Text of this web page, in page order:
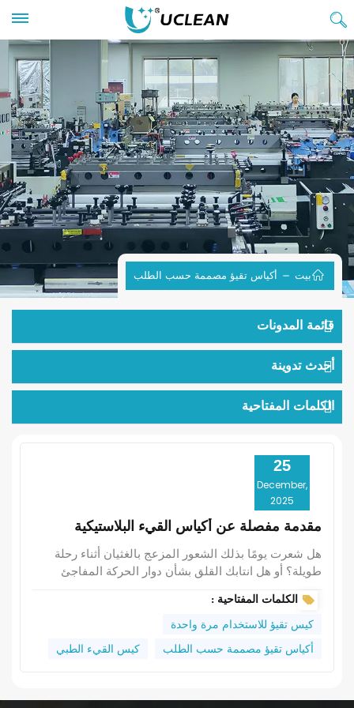
بيت أكياس تقيؤ مصممة حسب الطلب
قائمة المدونات
أحدث تدوينة
الكلمات المفتاحية
25
December,
2025
مقدمة مفصلة عن أكياس القيء البلاستيكية
هل شعرت يومًا بذلك الشعور المزعج بالغثيان أثناء رحلة
طويلة؟ أو هل انتابك القلق بشأن دوار الحركة المفاجئ
فستدرك مدى أهمية وجود جهاز موثوق به كيس تقيؤ
للاستخدام مرة واحدة قد يكون ذلك ممكناً. واليوم، دعونا
نقدم لكم هذا المنتج الصغير ولكنه منقذ للحياة. لنبدأ
باستعراض الاستخدامات الشائعة لأكياس التقيؤ البلاستيكية.
الكلمات المفتاحية :
كيس تقيؤ للاستخدام مرة واحدة
أكياس تقيؤ مصممة حسب الطلب
كيس القيء الطبي